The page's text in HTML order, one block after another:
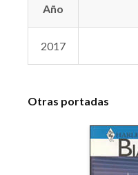
Año
2017
Otras portadas